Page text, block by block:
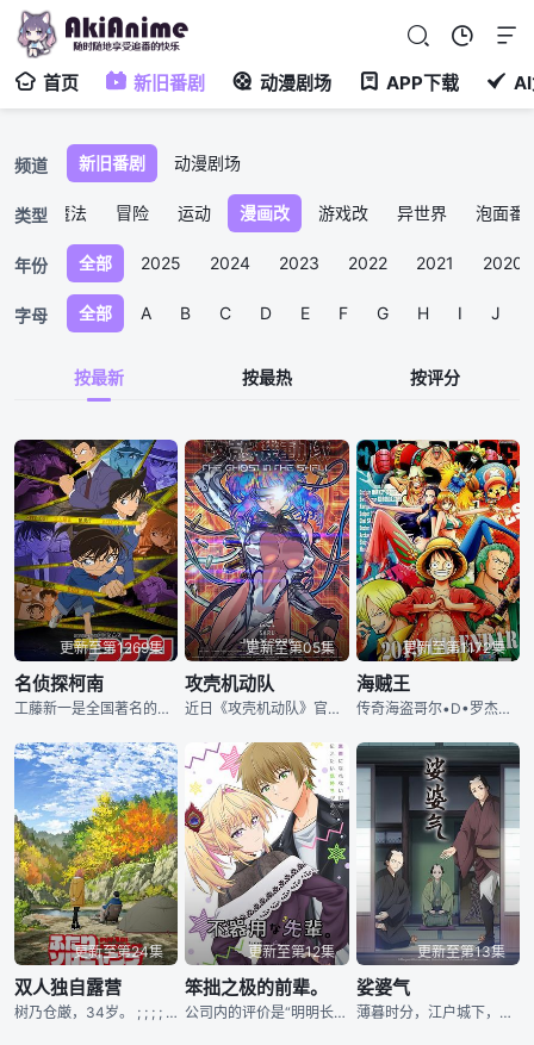
首页 新旧番剧 动漫剧场 APP下载
频道 新旧番剧 动漫剧场
类型
女 魔法 冒险 运动 漫画改 游戏改 异世界 泡面番
年份 全部 2025 2024 2023 2022 2021 2020
字母 全部 A B C D E F G H I J
按最新 按最热 按评分
更新至第1269集
名侦探柯南
工藤新一是全国著名的高中生侦探，在一次追查黑衣人犯罪团伙时不幸被团伙成员发现，击晕后喂了神奇的药水，工藤新一变回了小孩！新一找到了经常帮助他的阿笠博士，博士为他度身打造不少间谍武器。为了防止犯罪团
更新至第05集
攻壳机动队
近日《攻壳机动队》官方宣布，根据士郎正宗所著赛博朋克科幻漫画《攻壳机动队》改编的新TV动画已决定制作，制作方为Science SARU，预计将于2026年播出，官方同时放出了先导预告与先导视觉图。
更新至第1172集
海贼王
传奇海盗哥尔•D•罗杰在临死前曾留下关于其毕生的财富“One Piece”的消息，由此引得群雄并起，众海盗们为了这笔传说中的巨额财富展开争夺，各种势力、政权不断交替，整个世界进入了动荡混乱的“大海
更新至第24集
双人独自露营
树乃仓厳，34岁。 ; ; ; ; ; ; ; ; ; ; ; ; ;
更新至第12集
笨拙之极的前辈。
公司内的评价是“明明长得很漂亮，却又严厉又可怕，太凶了。”的办公室女性铁轮。铁轮不擅长与人交往，今年被任命为新入职员工亀川的指导员。为了亀川，铁轮尽力作为指导员表现自己，但……
更新至第13集
娑婆气
薄暮时分，江户城下，百物成妖，千妖成群。长崎屋少爷从小体弱多病，某日溜出门走夜路回家，不意撞上杀人凶手，卷入凶案，少爷当如何躲过劫难，妖怪们能否助少爷一臂之力，揭开案件真相……